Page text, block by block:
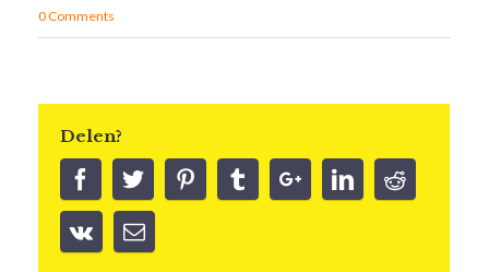
0 Comments
Delen?